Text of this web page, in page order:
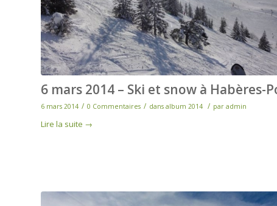
6 mars 2014 – Ski et snow à Habères-
6 mars 2014 / 0 Commentaires / dans album 2014 / par admin
Lire la suite →